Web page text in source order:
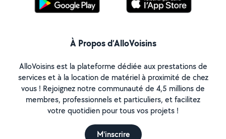
À Propos d’AlloVoisins
AlloVoisins est la plateforme dédiée aux prestations de
services et à la location de matériel à proximité de chez
vous ! Rejoignez notre communauté de 4,5 millions de
membres, professionnels et particuliers, et facilitez
votre quotidien pour tous vos projets !
M'inscrire